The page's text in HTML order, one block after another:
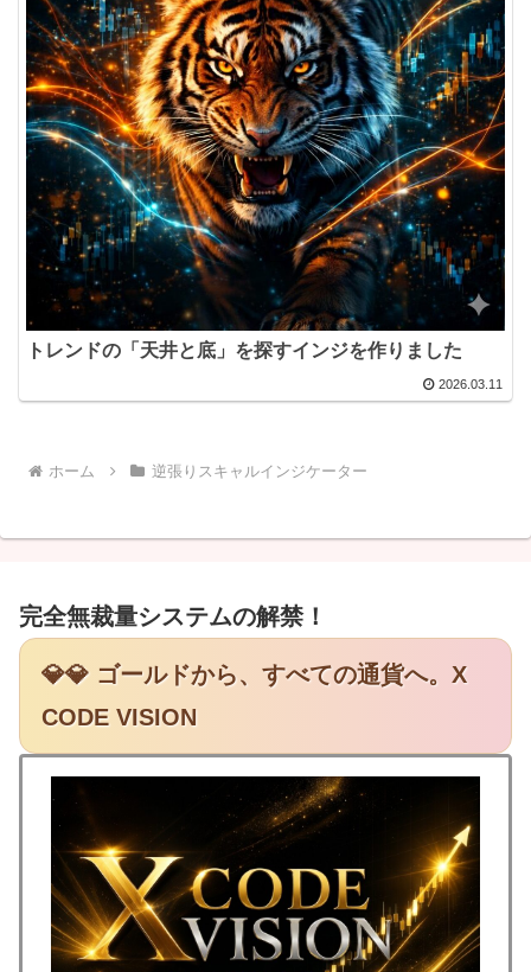
トレンドの「天井と底」を探すインジを作りました
2026.03.11
ホーム 逆張りスキャルインジケーター
完全無裁量システムの解禁！
💎💎 ゴールドから、すべての通貨へ。X
CODE VISION